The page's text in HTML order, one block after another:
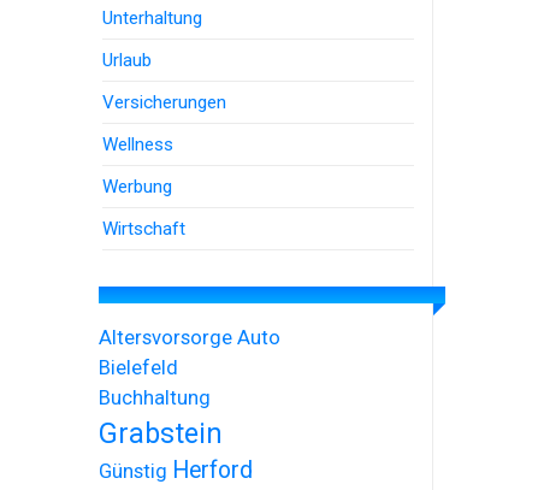
Unterhaltung
Urlaub
Versicherungen
Wellness
Werbung
Wirtschaft
Altersvorsorge Auto
Bielefeld
Buchhaltung
Grabstein
Günstig Herford